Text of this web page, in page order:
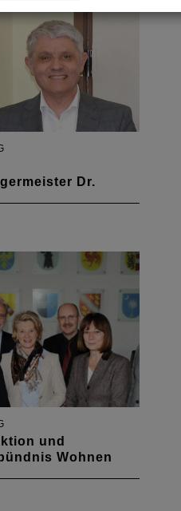
Dr.
von
stand die qualitative
– im
und
Wohnen